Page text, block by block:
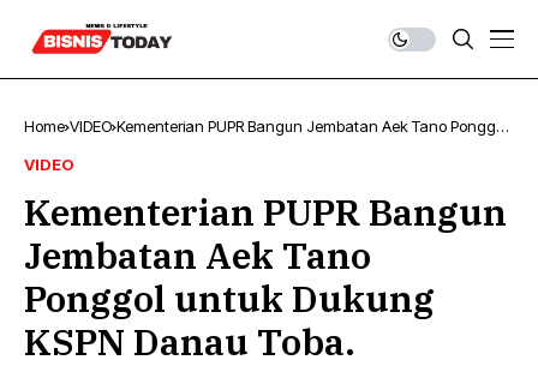
Home VIDEO Kementerian PUPR Bangun Jembatan Aek Tano Ponggol
VIDEO
Kementerian PUPR Bangun
Jembatan Aek Tano
Ponggol untuk Dukung
KSPN Danau Toba.